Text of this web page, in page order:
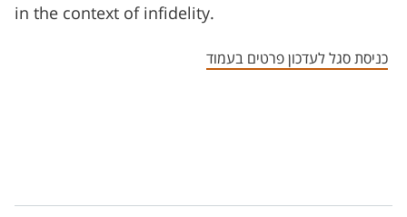
in the context of infidelity.
כניסת סגל לעדכון פרטים בעמוד